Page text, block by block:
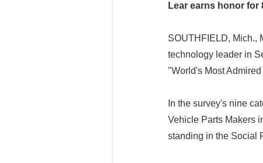
Lear earns honor
SOUTHFIELD, Mich.,
technology leader in
"World's Most
In the survey's nine
Vehicle Parts Makers
standing in the Social